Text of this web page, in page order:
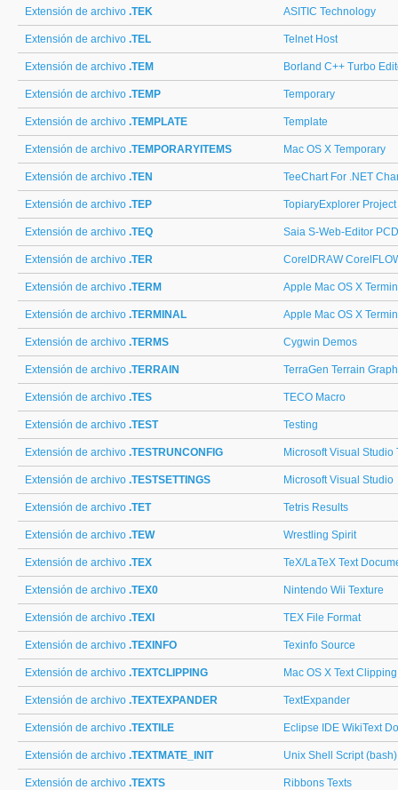
Extensión de archivo .TEK ASITIC Technology
Extensión de archivo .TEL Telnet Host
Extensión de archivo .TEM Borland C++ Turbo
Extensión de archivo .TEMP Temporary
Extensión de archivo .TEMPLATE Template
Extensión de archivo .TEMPORARYITEMS Mac OS X Temporary
Extensión de archivo .TEN TeeChart For .NET
Extensión de archivo .TEP TopiaryExplorer Project
Extensión de archivo .TEQ Saia S-Web-Editor PCD
Extensión de archivo .TER CorelDRAW
Extensión de archivo .TERM Apple Mac OS X
Extensión de archivo .TERMINAL Apple Mac OS X
Extensión de archivo .TERMS Cygwin Demos
Extensión de archivo .TERRAIN TerraGen Terrain
Extensión de archivo .TES TECO Macro
Extensión de archivo .TEST Testing
Extensión de archivo .TESTRUNCONFIG Microsoft Visual
Extensión de archivo .TESTSETTINGS Microsoft Visual Studio
Extensión de archivo .TET Tetris Results
Extensión de archivo .TEW Wrestling Spirit
Extensión de archivo .TEX TeX/LaTeX Text
Extensión de archivo .TEX0 Nintendo Wii Texture
Extensión de archivo .TEXI TEX File Format
Extensión de archivo .TEXINFO Texinfo Source
Extensión de archivo .TEXTCLIPPING Mac OS X Text Clipping
Extensión de archivo .TEXTEXPANDER TextExpander
Extensión de archivo .TEXTILE Eclipse IDE WikiText
Extensión de archivo .TEXTMATE_INIT Unix Shell Script (bash)
Extensión de archivo .TEXTS Ribbons Texts